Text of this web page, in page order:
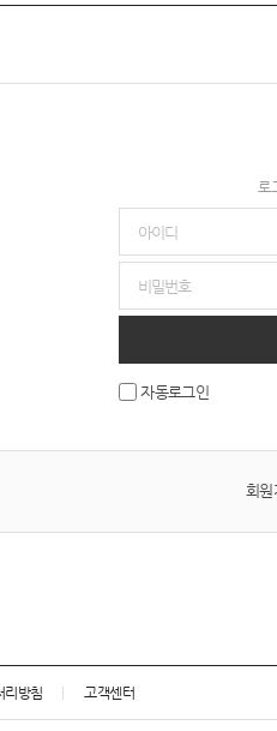
로
자동로그인
회원
리방침 고객센터